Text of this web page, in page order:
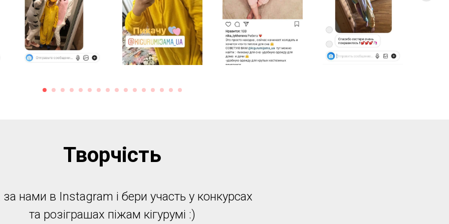
Творчість
нами в Instagram і бери участь у конкурсах
та розіграшах піжам кігурумі :)